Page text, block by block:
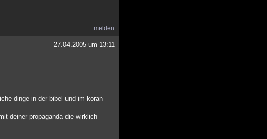
melden
27.04.2005 um 13:11
dinge in der bibel und im koran
deiner propaganda die wirklich